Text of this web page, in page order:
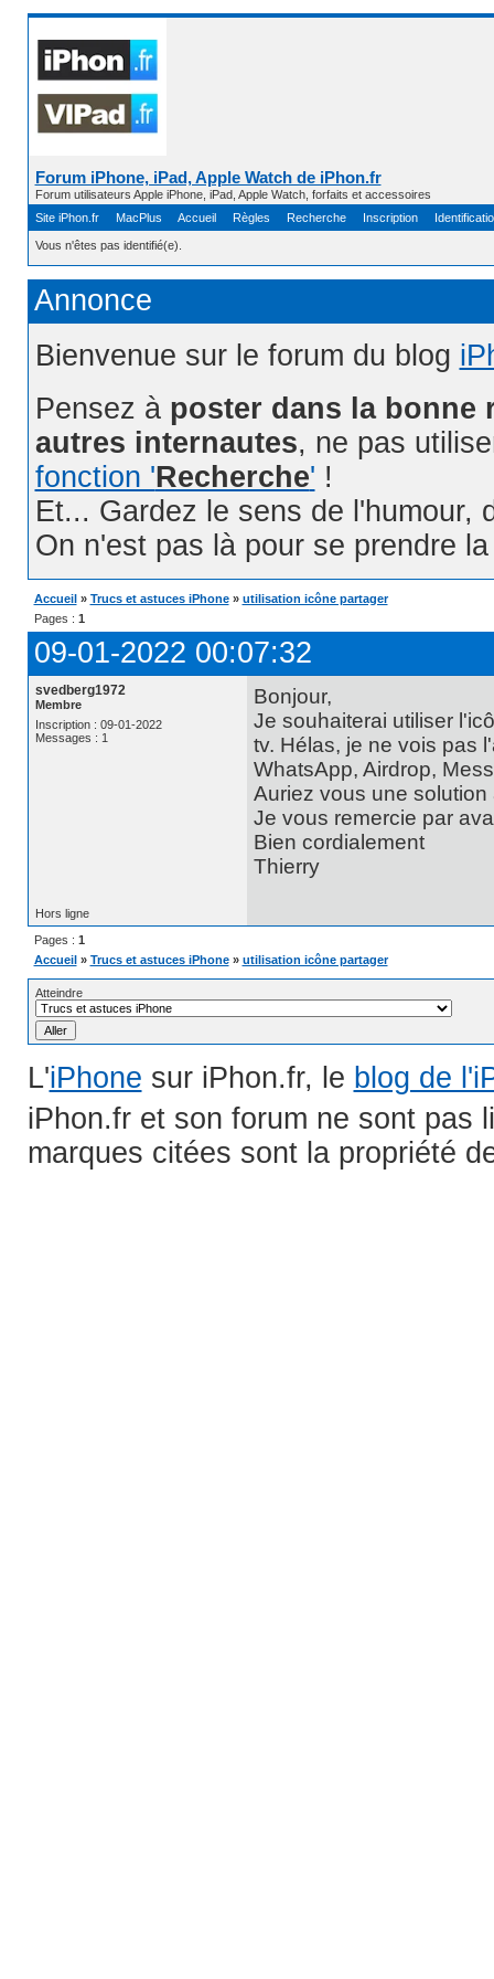
Forum iPhone, iPad, Apple Watch de iPhon.fr
Forum utilisateurs Apple iPhone, iPad, Apple Watch, forfaits et accessoires
Site iPhon.fr
MacPlus Accueil Règles Recherche Inscription
Vous n'êtes pas identifié(e).
Annonce
Bienvenue sur le forum du blog
Pensez à poster dans la bonne
autres internautes, ne pas
fonction 'Recherche' !
Et... Gardez le sens de l'humour,
On n'est pas là pour se prendre
Accueil » Trucs et astuces iPhone » utilisation icône partager
Pages : 1
09-01-2022 00:07:32
svedberg1972
Membre
Inscription : 09-01-2022
Messages : 1
Bonjour,
Je souhaiterai utiliser
tv. Hélas, je ne vois pas
WhatsApp, Airdrop,
Auriez vous une
Je vous remercie par
Bien cordialement
Thierry
Hors ligne
Pages : 1
Accueil » Trucs et astuces iPhone » utilisation icône partager
Atteindre
L'iPhone sur iPhon.fr, le blog de
iPhon.fr et son forum ne sont pas
marques citées sont la propriété